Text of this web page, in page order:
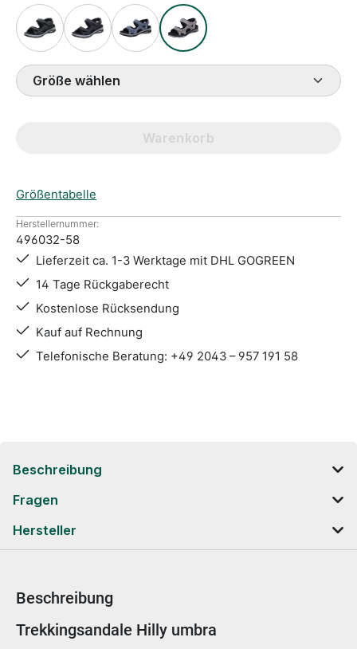
Größe wählen
Warenkorb
Größentabelle
Herstellernummer:
496032-58
Lieferzeit ca. 1-3 Werktage mit DHL GOGREEN
14 Tage Rückgaberecht
Kostenlose Rücksendung
Kauf auf Rechnung
Telefonische Beratung: +49 2043 – 957 191 58
Beschreibung
Fragen
Hersteller
Beschreibung
Produktinformationen
Trekkingsandale Hilly umbra